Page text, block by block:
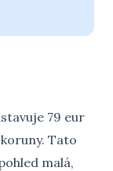
79 eur
Tato
malá,